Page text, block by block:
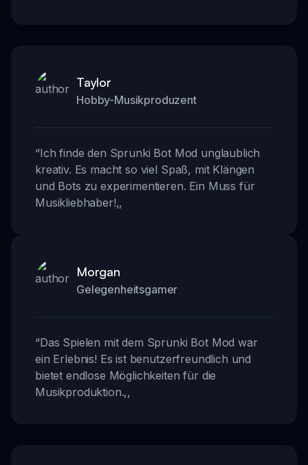
Taylor
Hobby-Musikproduzent
“Ich finde den Sprunki Bot Mod unglaublich
kreativ. Es macht so viel Spaß, mit Klängen
und Bots zu experimentieren. Ein Muss für
Musikliebhaber!,,
Morgan
Gelegenheitsgamer
“Das Spielen mit dem Sprunki Bot Mod war
ein Erlebnis! Es ist benutzerfreundlich und
bietet endlose Möglichkeiten für die
Musikproduktion.,,